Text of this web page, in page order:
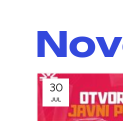
30
JUL